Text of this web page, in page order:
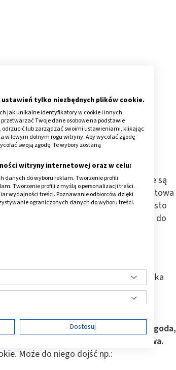
miejscu na ciele. Nierzadko
a w ICD-10 - B35.3. To tam wymienione są
stopy i grzybica dermatofitowa
Po pierwsze, to dolegliwość często
a aktywność fizyczna prowadzi do
grzybów, tj. wilgotne środowisko. Po
wprost do grupy grzybów
substancji odżywczych ze środowiska
tym środowisku;
choroby na inne tkanki i osoby.
Jak podaje dr n. med. E. Plomer-Niezgoda,
Dodatkowo jest to choroba zaraźliwa.
Może do niego dojść np.:
ustawień tylko niezbędnych plików cookie.
jak unikalne identyfikatory w cookie i innych
Twoje dane osobowe na podstawie
odrzucić lub zarządzać swoimi ustawieniami, klikając
lewym dolnym rogu witryny. Aby wycofać zgodę
swoją zgodę. Te wybory zostaną
witryny internetowej oraz w celu:
danych do wyboru reklam. Tworzenie profili
Tworzenie profili z myślą o personalizacji treści.
wydajności treści. Poznawanie odbiorców dzięki
ograniczonych danych do wyboru treści.
Dostosuj